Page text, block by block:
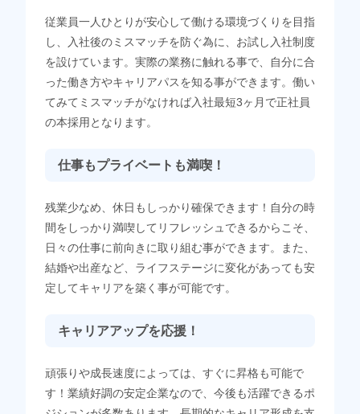
従業員一人ひとりが安心して働ける環境づくりを目指
し、入社後のミスマッチを防ぐ為に、お試し入社制度
を設けています。実際の業務に触れる事で、自分に合
った働き方やキャリアパスを知る事ができます。働い
てみてミスマッチがなければ入社最短3ヶ月で正社員
の本採用となります。
仕事もプライベートも満喫！
残業少なめ、休日もしっかり確保できます！自分の時
間をしっかり満喫してリフレッシュできるからこそ、
日々の仕事に前向きに取り組む事ができます。また、
結婚や出産など、ライフステージに変化があっても安
定してキャリアを築く事が可能です。
キャリアアップを応援！
頑張りや成長速度によっては、すぐに昇格も可能で
す！業績好調の安定企業なので、今後も活躍できるポ